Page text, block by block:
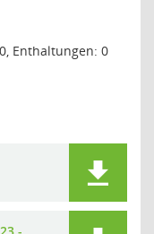
Enthaltungen: 0